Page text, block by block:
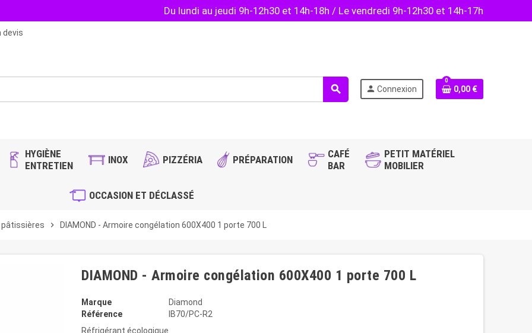
Du lundi au jeudi 9h-12h30 et 14h-18h / Le vendredi 9h-12h30 et 14h-17h
devis
search person Connexion
0
0,00 €
HYGIÈNE
ENTRETIEN
INOX PIZZÉRIA PRÉPARATION
CAFÉ
BAR
PETIT MATÉRIEL
MOBILIER
OCCASION ET DÉCLASSÉ
chevron_right DIAMOND - Armoire congélation 600X400 1 porte 700 L
DIAMOND - Armoire congélation 600X400 1 porte 700 L
Marque
Diamond
Référence
IB70/PC-R2
Réfrigérant écologique